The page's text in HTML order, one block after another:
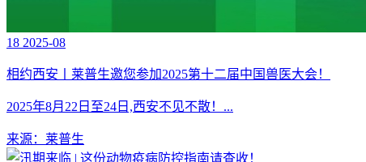
18 2025-08
相约西安丨莱普生邀您参加2025第十二届中国兽医大会！
2025年8月22日至24日,西安不见不散！...
来源：莱普生